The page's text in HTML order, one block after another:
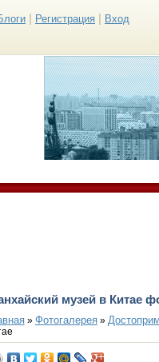
Регистрация Вход
музей в Китае
» Фотогалерея»